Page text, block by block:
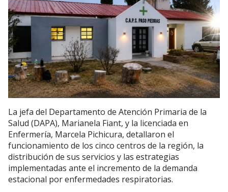
La jefa del Departamento de Atención Primaria de la
Salud (DAPA), Marianela Fiant, y la licenciada en
Enfermería, Marcela Pichicura, detallaron el
funcionamiento de los cinco centros de la región, la
distribución de sus servicios y las estrategias
implementadas ante el incremento de la demanda
estacional por enfermedades respiratorias.